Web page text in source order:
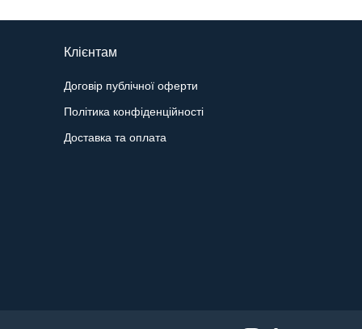
Клієнтам
Договір публічної оферти
Політика конфіденційності
Доставка та оплата